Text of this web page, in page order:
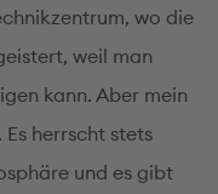
wo die
weil man
kann. Aber mein
herrscht stets
und es gibt